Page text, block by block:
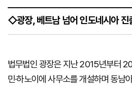
◇광장, 베트남 넘어 인도네시아 진
법무법인 광장은 지난 2015년부터
민·하노이에 사무소를 개설하며 동남